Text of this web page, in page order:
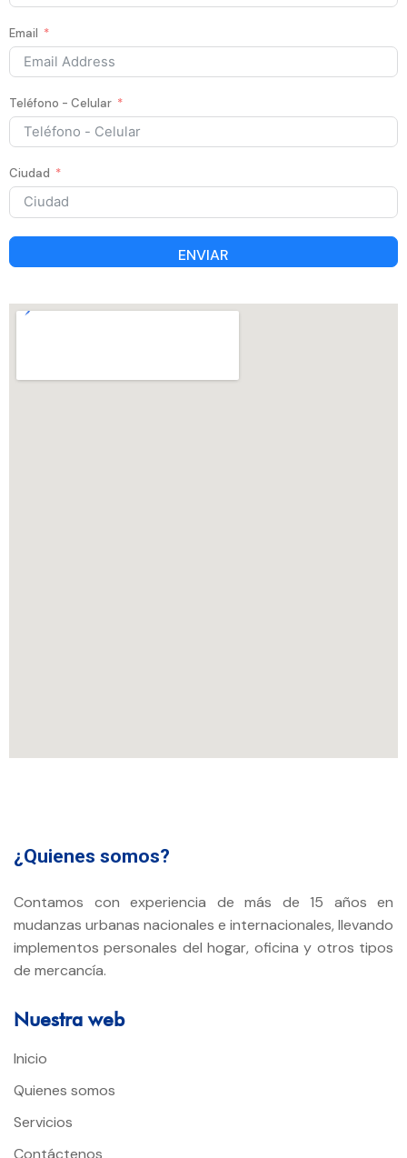
Email
Teléfono - Celular
Ciudad
ENVIAR
¿Quienes somos?
Contamos con experiencia de más de 15 años en
mudanzas urbanas nacionales e internacionales, llevando
implementos personales del hogar, oficina y otros tipos
de mercancía.
Nuestra web
Inicio
Quienes somos
Servicios
Contáctenos